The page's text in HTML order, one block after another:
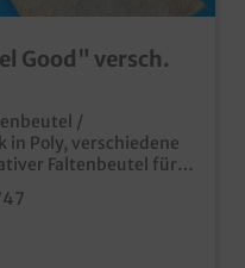
Good" versch.
/
Poly, verschiedene
Imbiss im "Feel
wenden Sie sich